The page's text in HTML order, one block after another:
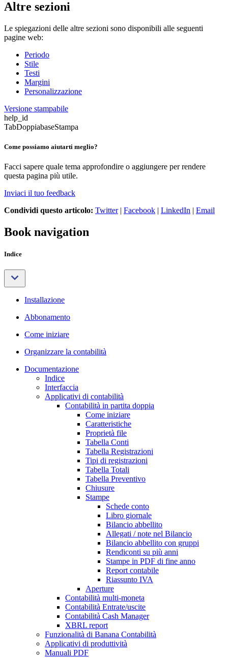
Altre sezioni
Le spiegazioni delle altre sezioni sono disponibili alle seguenti
pagine web:
Periodo
Stile
Testi
Margini
Personalizzazione
Versione stampabile
help_id
TabDoppiabaseStampa
Come possiamo aiutarti meglio?
Facci sapere quale tema approfondire o aggiungere per rendere
questa pagina più utile.
Inviaci il tuo feedback
Condividi questo articolo: Twitter| Facebook | LinkedIn | Email
Book navigation
Indice
Installazione
Abbonamento
Come iniziare
Organizzare la contabilità
Documentazione
Indice
Interfaccia
Applicativi di contabilità
Contabilità in partita doppia
Come iniziare
Caratteristiche
Proprietà file
Tabella Conti
Tabella Registrazioni
Tipi di registrazioni
Tabella Totali
Tabella Preventivo
Chiusure
Stampe
Schede conto
Libro giornale
Bilancio abbellito
Allegati / note nel Bilancio
Bilancio abbellito con gruppi
Rendiconti su più anni
Stampe in PDF di fine anno
Report contabile
Riassunto IVA
Aperture
Contabilità multi-moneta
Contabilità Entrate/uscite
Contabilità Cash Manager
XBRL report
Funzionalità di Banana Contabilità
Applicativi di produttività
Manuali PDF